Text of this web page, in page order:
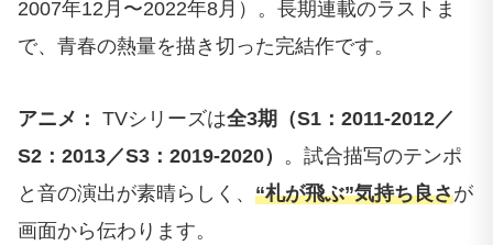
2007年12月〜2022年8月）。長期連載のラストま
で、青春の熱量を描き切った完結作です。
アニメ： TVシリーズは全3期（S1：2011-2012／
S2：2013／S3：2019-2020） 。試合描写のテンポ
と音の演出が素晴らしく、 “札が飛ぶ”気持ち良さが
画面から伝わります。